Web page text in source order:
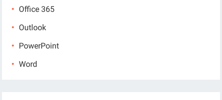
Office 365
Outlook
PowerPoint
Word